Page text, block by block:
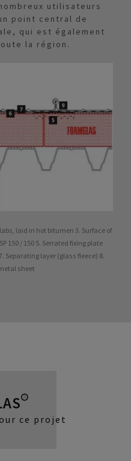
utilisateurs
point central de
qui est également
la région.
laid in hot bitumen 3. Surface of
150 / 150 5. Serrated fixing plate
Separating layer (glass fleece) 8.
sheet
ce projet